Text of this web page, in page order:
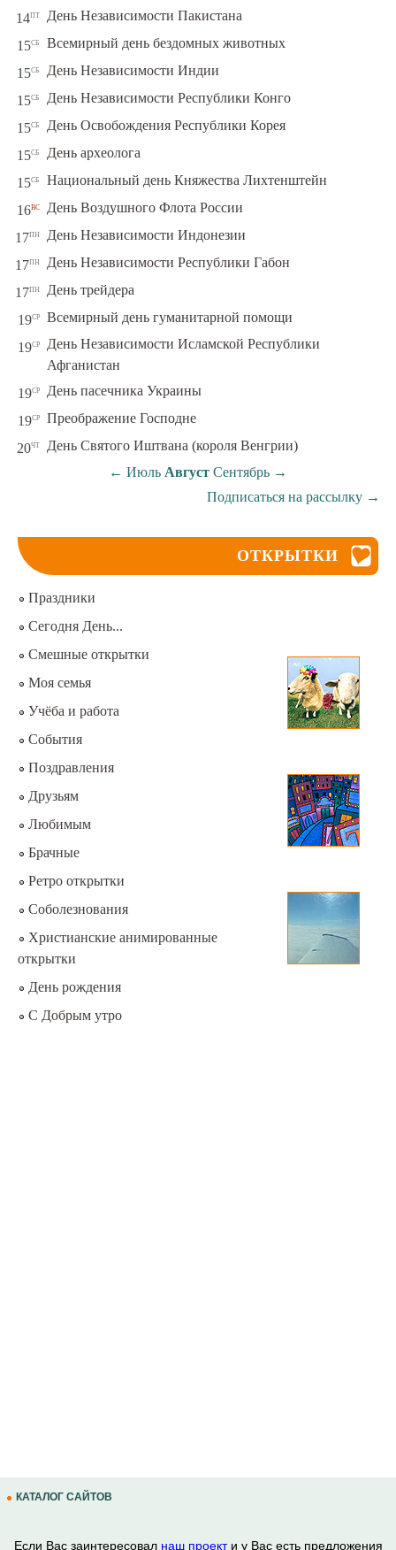
14пт День Независимости Пакистана
15сб Всемирный день бездомных животных
15сб День Независимости Индии
15сб День Независимости Республики Конго
15сб День Освобождения Республики Корея
15сб День археолога
15сб Национальный день Княжества Лихтенштейн
16вс День Воздушного Флота России
17пн День Независимости Индонезии
17пн День Независимости Республики Габон
17пн День трейдера
19ср Всемирный день гуманитарной помощи
19ср
День Независимости Исламской Республики
Афганистан
19ср День пасечника Украины
19ср Преображение Господне
20чт
День Святого Иштвана (короля Венгрии)
← Июль Август Сентябрь →
Подписаться на рассылку →
ОТКРЫТКИ
Праздники
Сегодня День...
Смешные открытки
Моя семья
Учёба и работа
События
Поздравления
Друзьям
Любимым
Брачные
Ретро открытки
Соболезнования
Христианские анимированные
открытки
День рождения
С Добрым утро
КАТАЛОГ САЙТОВ
Если Вас заинтересовал наш проекти у Вас есть предложения